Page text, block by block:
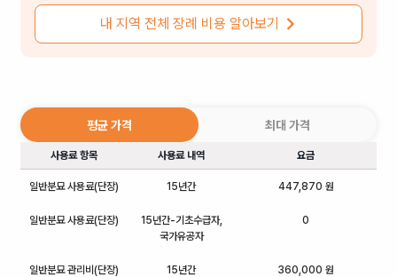
내 지역 전체 장례 비용 알아보기
평균 가격 최대 가격
사용료 항목 사용료 내역 요금
일반분묘 사용료(단장) 15년간 447,870 원
일반분묘 사용료(단장)
15년간-기초수급자,
국가유공자
0
일반분묘 관리비(단장) 15년간 360,000 원